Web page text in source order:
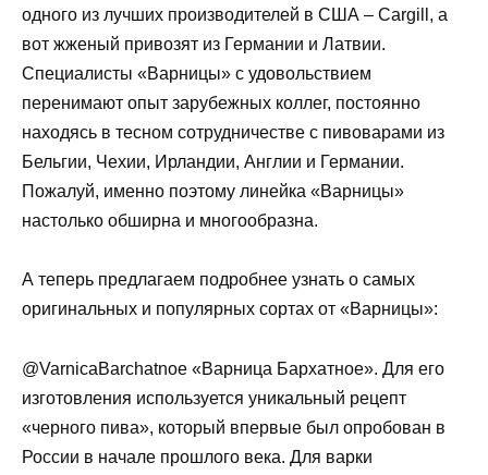
одного из лучших производителей в США – Cargill, а
вот жженый привозят из Германии и Латвии.
Специалисты «Варницы» с удовольствием
перенимают опыт зарубежных коллег, постоянно
находясь в тесном сотрудничестве с пивоварами из
Бельгии, Чехии, Ирландии, Англии и Германии.
Пожалуй, именно поэтому линейка «Варницы»
настолько обширна и многообразна.
А теперь предлагаем подробнее узнать о самых
оригинальных и популярных сортах от «Варницы»:
@VarnicaBarchatnoe «Варница Бархатное». Для его
изготовления используется уникальный рецепт
«черного пива», который впервые был опробован в
России в начале прошлого века. Для варки